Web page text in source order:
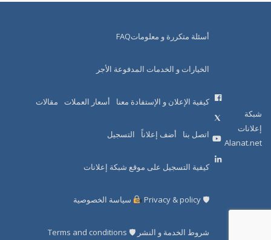
شبكة
إعلانات
Alanat.net
أسئلة متكررة و معلوماتFAQ
الخيارات و الخدمات المدفوعة الأجر
كيفية الإعلان و الإستفادة معنا أسعار العملات مقالات
اتصل بنا أضف إعلاناً التسجيل
كيفية التسجيل على موقع شبكة إعلانات
🛡 Privacy & policy سياسة الخصوصية
شروط الخدمة و النشر 🛡 Terms and conditions